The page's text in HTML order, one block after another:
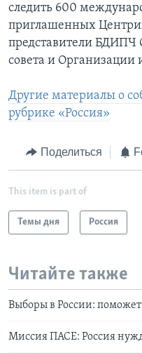
следить 600
приглашенных
представители
совета и Организации
Другие материалы о
рубрике «Россия»
Поделиться
This item is part of
Темы дня Россия
Читайте также
Выборы в России:
Миссия ПАСЕ: Россия